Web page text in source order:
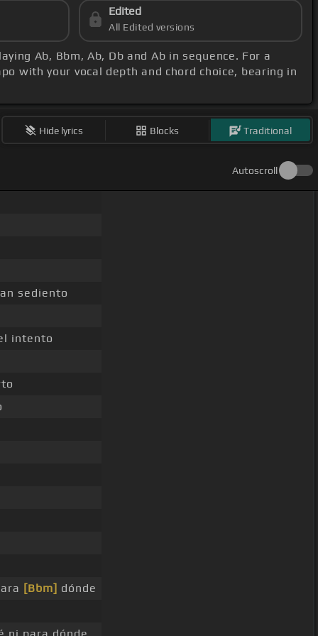
Edited
All Edited versions
Ab, Bbm, Ab, Db and Ab in sequence. For a
with your vocal depth and chord choice, bearing in
Hide lyrics Blocks Traditional
Autoscroll
sediento
intento
[Bbm] dónde